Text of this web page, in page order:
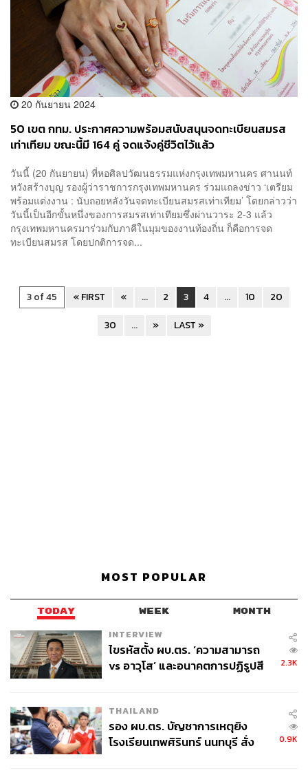
20 กันยายน 2024
50 เขต กทม. ประกาศความพร้อมสนับสนุนจดทะเบียนสมรส
เท่าเทียม ขณะนี้มี 164 คู่ จดแจ้งคู่ชีวิตไว้แล้ว
วันนี้ (20 กันยายน) ที่หอศิลปวัฒนธรรมแห่งกรุงเทพมหานคร ศานนท์
หวังสร้างบุญ รองผู้ว่าราชการกรุงเทพมหานคร ร่วมแถลงข่าว ‘เตรียม
พร้อมแต่งงาน : นับถอยหลังวันจดทะเบียนสมรสเท่าเทียม’ โดยกล่าวว่า
วันนี้เป็นอีกขั้นหนึ่งของการสมรสเท่าเทียมซึ่งผ่านวาระ 2-3 แล้ว
กรุงเทพมหานครมาร่วมกับภาคีในมุมของงานท้องถิ่น ก็คือการจด
ทะเบียนสมรส โดยปกติการจด...
3 of 45 « FIRST « ... 2 3 4 ... 10
20
30
... » LAST »
MOST POPULAR
TODAY WEEK MONTH
INTERVIEW
ไขรหัสตั้ง ผบ.ตร. ‘ความสามารถ
vs อาวุโส’ และอนาคตการปฏิรูปสี
2.3K
THAILAND
รอง ผบ.ตร. บัญชาการเหตุยิง
โรงเรียนเทพศิรินทร์ นนทบุรี สั่ง
0.9K